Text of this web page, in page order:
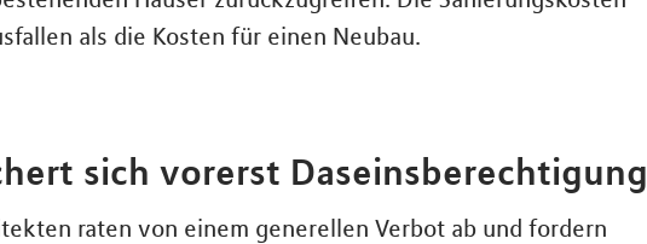
als die Kosten für einen Neubau.
sich vorerst Daseinsberechtigung
raten von einem generellen Verbot ab und fordern